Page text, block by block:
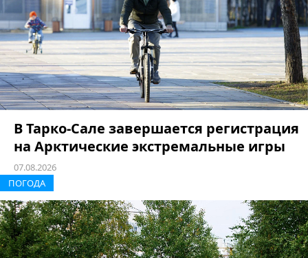
В Тарко-Сале завершается регистрация
на Арктические экстремальные игры
07.08.2026
ПОГОДА